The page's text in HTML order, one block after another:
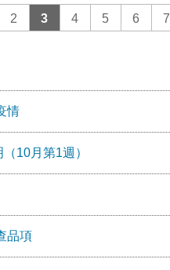
2 3 4 5 6 7
情
10月第1週）
品項